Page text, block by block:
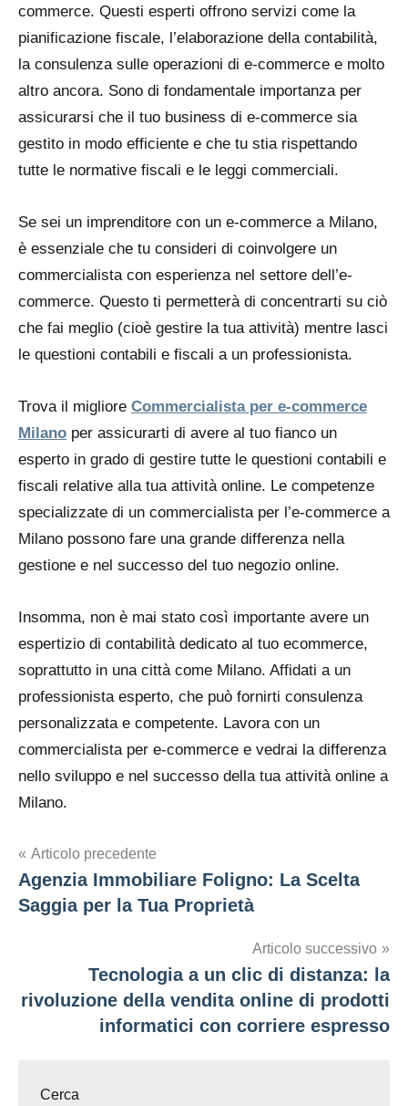
commerce. Questi esperti offrono servizi come la
pianificazione fiscale, l’elaborazione della contabilità,
la consulenza sulle operazioni di e-commerce e molto
altro ancora. Sono di fondamentale importanza per
assicurarsi che il tuo business di e-commerce sia
gestito in modo efficiente e che tu stia rispettando
tutte le normative fiscali e le leggi commerciali.
Se sei un imprenditore con un e-commerce a Milano,
è essenziale che tu consideri di coinvolgere un
commercialista con esperienza nel settore dell’e-
commerce. Questo ti permetterà di concentrarti su ciò
che fai meglio (cioè gestire la tua attività) mentre lasci
le questioni contabili e fiscali a un professionista.
Trova il migliore Commercialista per e-commerce
Milano per assicurarti di avere al tuo fianco un
esperto in grado di gestire tutte le questioni contabili e
fiscali relative alla tua attività online. Le competenze
specializzate di un commercialista per l’e-commerce a
Milano possono fare una grande differenza nella
gestione e nel successo del tuo negozio online.
Insomma, non è mai stato così importante avere un
espertizio di contabilità dedicato al tuo ecommerce,
soprattutto in una città come Milano. Affidati a un
professionista esperto, che può fornirti consulenza
personalizzata e competente. Lavora con un
commercialista per e-commerce e vedrai la differenza
nello sviluppo e nel successo della tua attività online a
Milano.
Navigazione
articoli
Articolo precedente
Agenzia Immobiliare Foligno: La Scelta
Saggia per la Tua Proprietà
Articolo successivo
Tecnologia a un clic di distanza: la
rivoluzione della vendita online di prodotti
informatici con corriere espresso
Cerca